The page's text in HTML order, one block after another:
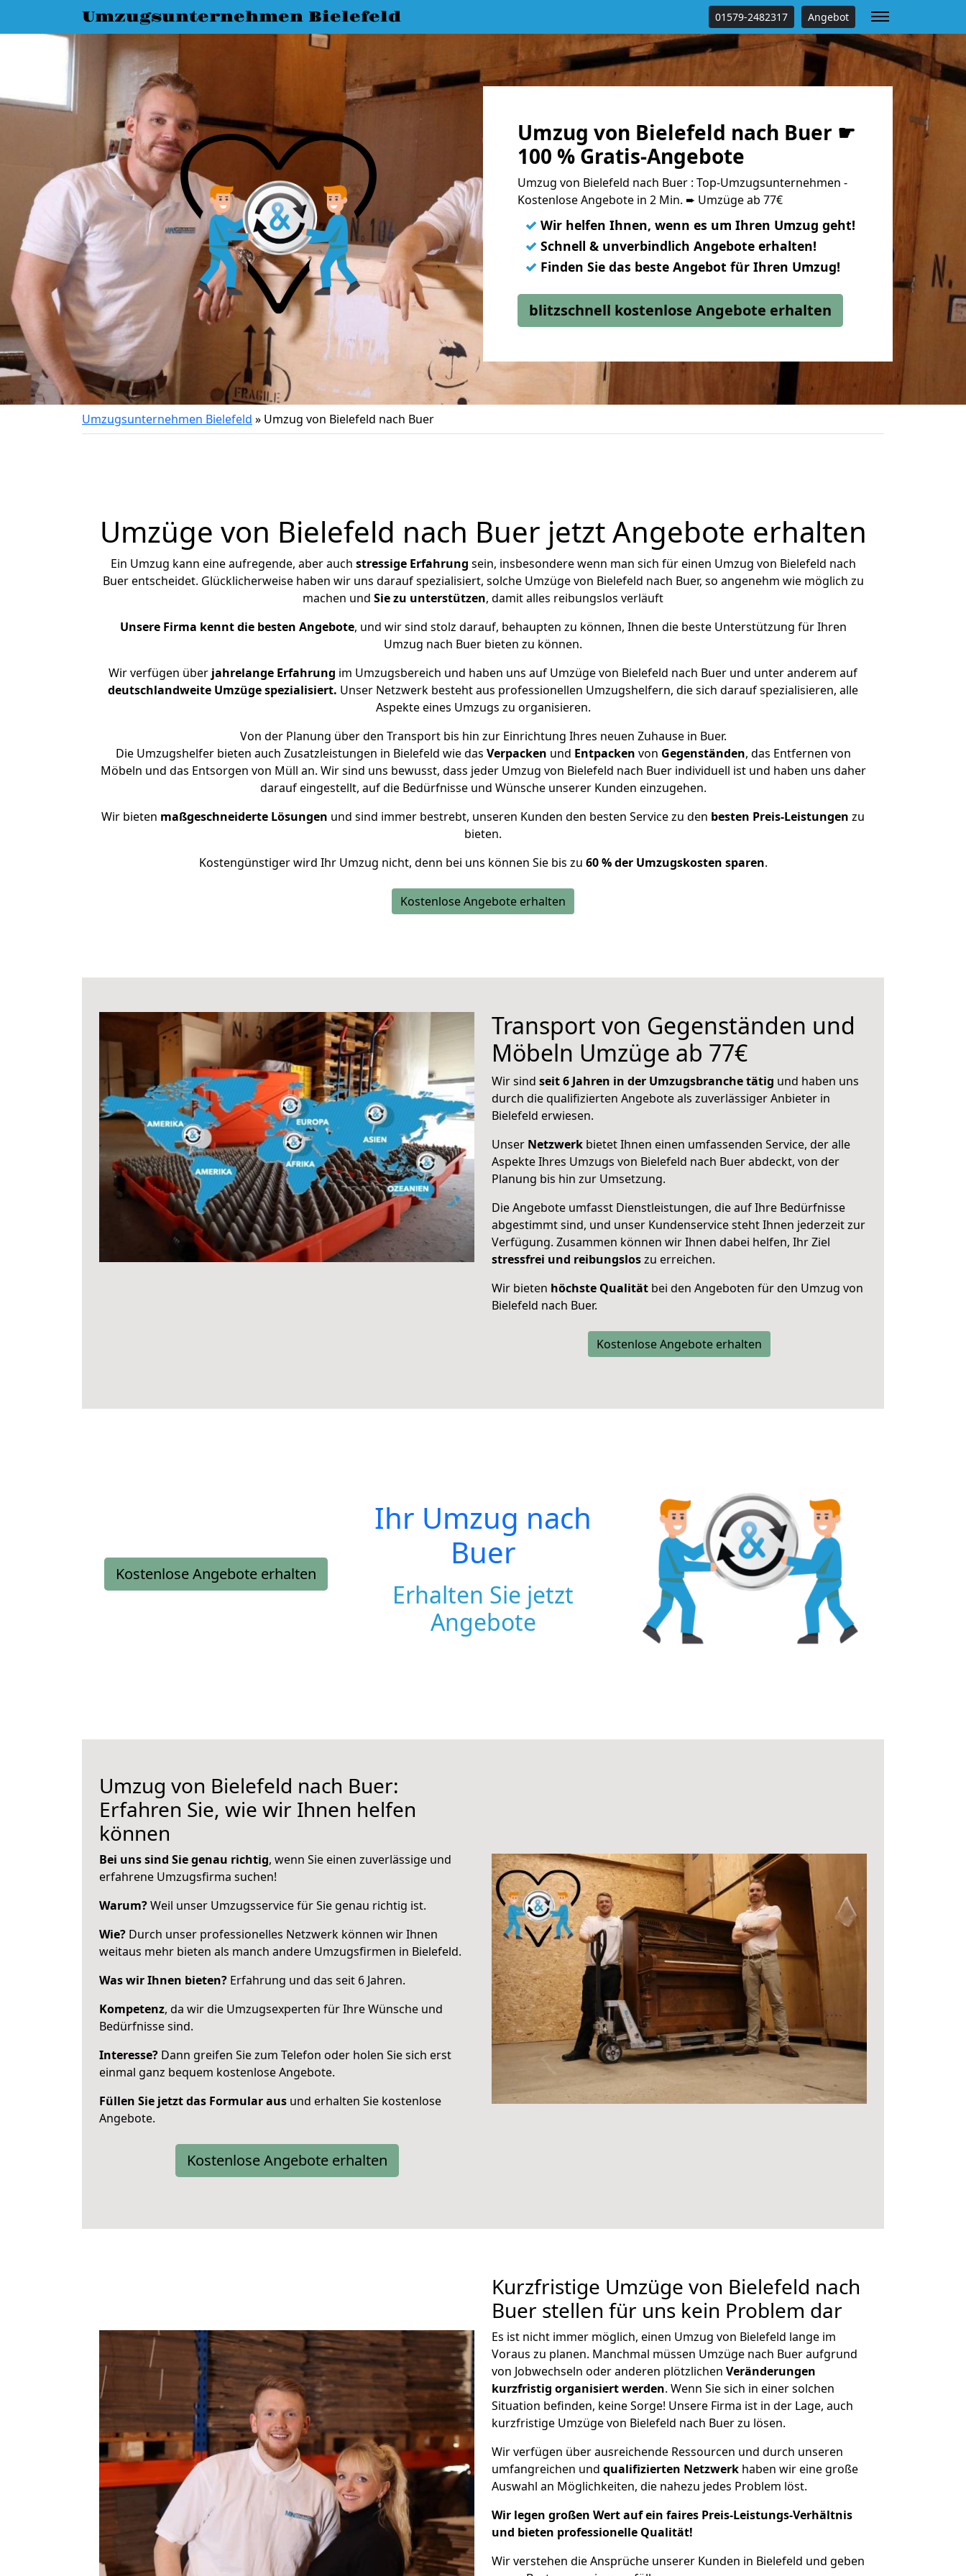
Umzugsunternehmen Bielefeld 01579-2482317 Angebot
Umzug von Bielefeld nach Buer ☛
100 % Gratis-Angebote
Umzug von Bielefeld nach Buer : Top-Umzugsunternehmen -
Kostenlose Angebote in 2 Min. ➨ Umzüge ab 77€
✓ Wir helfen Ihnen, wenn es um Ihren Umzug geht!
✓ Schnell & unverbindlich Angebote erhalten!
✓ Finden Sie das beste Angebot für Ihren Umzug!
blitzschnell kostenlose Angebote erhalten
Umzugsunternehmen Bielefeld » Umzug von Bielefeld nach Buer
Umzüge von Bielefeld nach Buer jetzt Angebote erhalten
Ein Umzug kann eine aufregende, aber auch stressige Erfahrung sein, insbesondere wenn man sich für einen Umzug von Bielefeld nach
Buer entscheidet. Glücklicherweise haben wir uns darauf spezialisiert, solche Umzüge von Bielefeld nach Buer, so angenehm wie möglich zu
machen und Sie zu unterstützen, damit alles reibungslos verläuft
Unsere Firma kennt die besten Angebote, und wir sind stolz darauf, behaupten zu können, Ihnen die beste Unterstützung für Ihren
Umzug nach Buer bieten zu können.
Wir verfügen über jahrelange Erfahrung im Umzugsbereich und haben uns auf Umzüge von Bielefeld nach Buer und unter anderem auf
deutschlandweite Umzüge spezialisiert. Unser Netzwerk besteht aus professionellen Umzugshelfern, die sich darauf spezialisieren, alle
Aspekte eines Umzugs zu organisieren.
Von der Planung über den Transport bis hin zur Einrichtung Ihres neuen Zuhause in Buer.
Die Umzugshelfer bieten auch Zusatzleistungen in Bielefeld wie das Verpacken und Entpacken von Gegenständen, das Entfernen von
Möbeln und das Entsorgen von Müll an. Wir sind uns bewusst, dass jeder Umzug von Bielefeld nach Buer individuell ist und haben uns daher
darauf eingestellt, auf die Bedürfnisse und Wünsche unserer Kunden einzugehen.
Wir bieten maßgeschneiderte Lösungen und sind immer bestrebt, unseren Kunden den besten Service zu den besten Preis-Leistungen zu
bieten.
Kostengünstiger wird Ihr Umzug nicht, denn bei uns können Sie bis zu 60 % der Umzugskosten sparen.
Kostenlose Angebote erhalten
Transport von Gegenständen und
Möbeln Umzüge ab 77€
Wir sind seit 6 Jahren in der Umzugsbranche tätig und haben uns
durch die qualifizierten Angebote als zuverlässiger Anbieter in
Bielefeld erwiesen.
Unser Netzwerk bietet Ihnen einen umfassenden Service, der alle
Aspekte Ihres Umzugs von Bielefeld nach Buer abdeckt, von der
Planung bis hin zur Umsetzung.
Die Angebote umfasst Dienstleistungen, die auf Ihre Bedürfnisse
abgestimmt sind, und unser Kundenservice steht Ihnen jederzeit zur
Verfügung. Zusammen können wir Ihnen dabei helfen, Ihr Ziel
stressfrei und reibungsloszu erreichen.
Wir bieten höchste Qualität bei den Angeboten für den Umzug von
Bielefeld nach Buer.
Kostenlose Angebote erhalten
Kostenlose Angebote erhalten
Ihr Umzug nach
Buer
Erhalten Sie jetzt
Angebote
Umzug von Bielefeld nach Buer:
Erfahren Sie, wie wir Ihnen helfen
können
Bei uns sind Sie genau richtig, wenn Sie einen zuverlässige und
erfahrene Umzugsfirma suchen!
Warum?Weil unser Umzugsservice für Sie genau richtig ist.
Wie? Durch unser professionelles Netzwerk können wir Ihnen
weitaus mehr bieten als manch andere Umzugsfirmen in Bielefeld.
Was wir Ihnen bieten? Erfahrung und das seit 6 Jahren.
Kompetenz, da wir die Umzugsexperten für Ihre Wünsche und
Bedürfnisse sind.
Interesse? Dann greifen Sie zum Telefon oder holen Sie sich erst
einmal ganz bequem kostenlose Angebote.
Füllen Sie jetzt das Formular aus und erhalten Sie kostenlose
Angebote.
Kostenlose Angebote erhalten
Kurzfristige Umzüge von Bielefeld nach
Buer stellen für uns kein Problem dar
Es ist nicht immer möglich, einen Umzug von Bielefeld lange im
Voraus zu planen. Manchmal müssen Umzüge nach Buer aufgrund
von Jobwechseln oder anderen plötzlichen Veränderungen
kurzfristig organisiert werden. Wenn Sie sich in einer solchen
Situation befinden, keine Sorge! Unsere Firma ist in der Lage, auch
kurzfristige Umzüge von Bielefeld nach Buer zu lösen.
Wir verfügen über ausreichende Ressourcen und durch unseren
umfangreichen und qualifizierten Netzwerk haben wir eine große
Auswahl an Möglichkeiten, die nahezu jedes Problem löst.
Wir legen großen Wert auf ein faires Preis-Leistungs-Verhältnis
und bieten professionelle Qualität!
Wir verstehen die Ansprüche unserer Kunden in Bielefeld und geben